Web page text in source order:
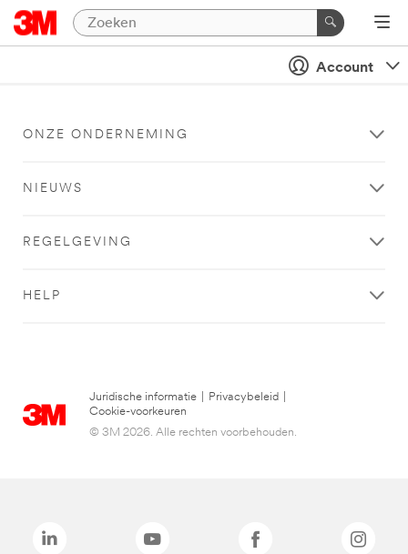
Account
ONZE ONDERNEMING
NIEUWS
REGELGEVING
HELP
Juridische informatie Privacybeleid
Cookie-voorkeuren
© 3M 2026. Alle rechten voorbehouden.